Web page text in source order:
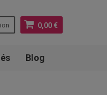
0,00 €
Blog